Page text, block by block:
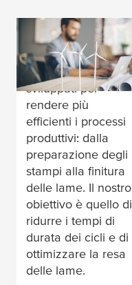
Energia eolica
I nostri nastri
adesivi sono stati
sviluppati per
rendere più
efficienti i processi
produttivi: dalla
preparazione degli
stampi alla finitura
delle lame. Il nostro
obiettivo è quello di
ridurre i tempi di
durata dei cicli e di
ottimizzare la resa
delle lame.